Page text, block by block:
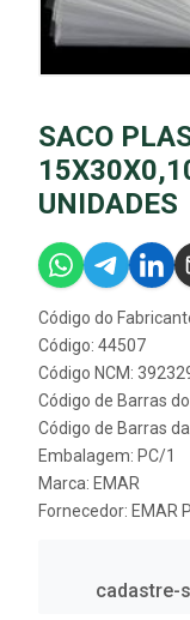
SACO
UNIDADES
Código do
Código: 44507
Código NCM:
Código de Barras
Código de Barras
Embalagem: PC/1
Marca: EMAR
Fornecedor: EMAR
cadastre-